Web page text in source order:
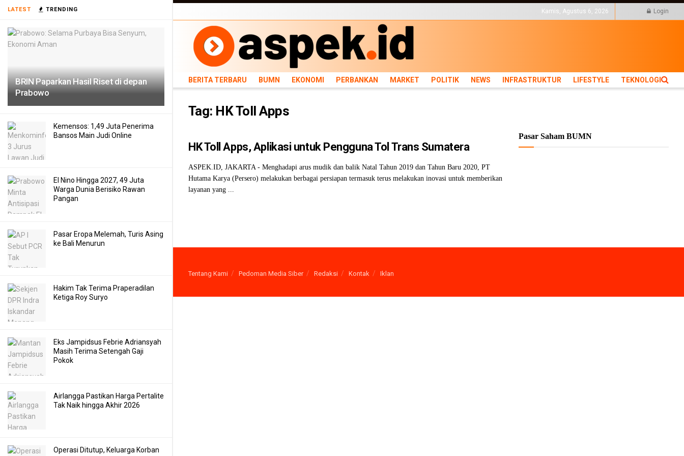
LATEST TRENDING
BRIN Paparkan Hasil Riset di depan
Prabowo
Kemensos: 1,49 Juta Penerima
Bansos Main Judi Online
El Nino Hingga 2027, 49 Juta
Warga Dunia Berisiko Rawan
Pangan
Pasar Eropa Melemah, Turis Asing
ke Bali Menurun
Hakim Tak Terima Praperadilan
Ketiga Roy Suryo
Eks Jampidsus Febrie Adriansyah
Masih Terima Setengah Gaji
Pokok
Airlangga Pastikan Harga Pertalite
Tak Naik hingga Akhir 2026
Operasi Ditutup, Keluarga Korban
BERITA TERBARU BUMN EKONOMI PERBANKAN MARKET POLITIK NEWS INFRASTRUKTUR LIFESTYLE
TEKNOLOGI
Kamis, Agustus 6, 2026 Login
BERITA TERBARU BUMN EKONOMI PERBANKAN MARKET POLITIK NEWS INFRASTRUKTUR LIFESTYLE TEKNOLOGI
Tag: HK Toll Apps
HK Toll Apps, Aplikasi untuk Pengguna Tol Trans Sumatera
ASPEK.ID, JAKARTA - Menghadapi arus mudik dan balik Natal Tahun 2019 dan Tahun Baru 2020, PT
Hutama Karya (Persero) melakukan berbagai persiapan termasuk terus melakukan inovasi untuk memberikan
layanan yang ...
Pasar Saham BUMN
Tentang Kami Pedoman Media Siber Redaksi Kontak Iklan